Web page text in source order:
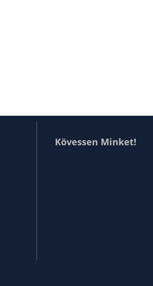
Kövessen Minket!